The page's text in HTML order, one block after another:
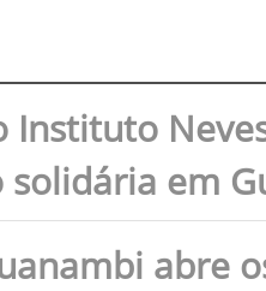
Instituto
solidária em
abre